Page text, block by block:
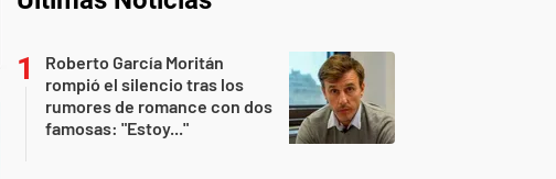
Roberto García Moritán
rompió el silencio tras los
rumores de romance con dos
famosas: "Estoy..."